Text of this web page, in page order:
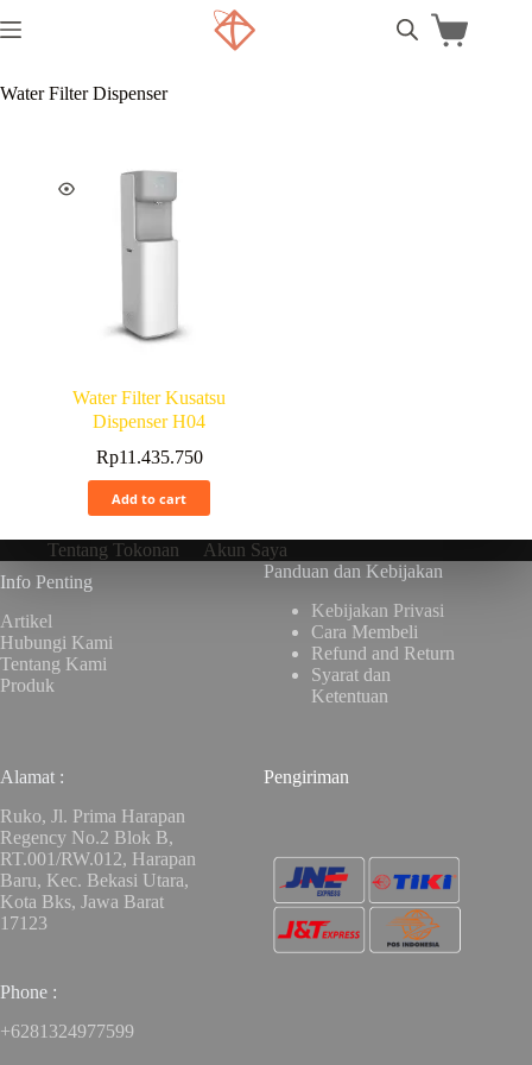
Water Filter Dispenser
Water Filter Kusatsu
Dispenser H04
Rp11.435.750
Add to cart
Tentang Tokonan
Akun Saya
Info Penting
Artikel
Hubungi Kami
Tentang Kami
Produk
Panduan dan Kebijakan
Kebijakan Privasi
Cara Membeli
Refund and Return
Syarat dan
Ketentuan
Alamat :
Ruko, Jl. Prima Harapan
Regency No.2 Blok B,
RT.001/RW.012, Harapan
Baru, Kec. Bekasi Utara,
Kota Bks, Jawa Barat
17123
Phone :
+6281324977599
Pengiriman